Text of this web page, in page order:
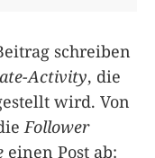
schreiben
Activity, die
wird. Von
Follower
einen Post ab: